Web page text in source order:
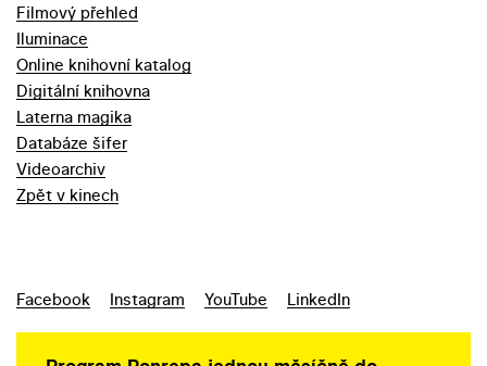
Filmový přehled
Iluminace
Online knihovní katalog
Digitální knihovna
Laterna magika
Databáze šifer
Videoarchiv
Zpět v kinech
Facebook Instagram YouTube LinkedIn